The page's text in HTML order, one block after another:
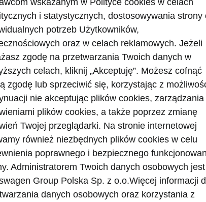
zestaw systemów wspomagających, które
prowadzenie samochodu i zwiększyć komfort
pomaga utrzymać pojazd na pasie ruchu,
na drodze oraz zachować bezpieczny odstęp
W praktyce oznacza to wsparcie zarówno
i codziennej jazdy w mieście. Dodatkowo system
dane z czujników i opcjonalnej nawigacji, aby
prędkość do zakrętów, skrzyżowań czy
ograniczeń.
i statystycznych, dostosowywania strony
potrzeb Użytkowników,
oraz w celach reklamowych. Jeżeli
zgodę na przetwarzania Twoich danych w
celach, kliknij „Akceptuję”. Możesz cofnąć
zgodę lub sprzeciwić się, korzystając z
nie akceptując plików cookies, zarządzania
plików cookies, a także poprzez zmianę
Twojej przeglądarki. Na stronie internetowej
również niezbędnych plików cookies w celu
poprawnego i bezpiecznego
Administratorem Twoich danych osobowych jest
Group Polska Sp. z o.o.Więcej informacji
danych osobowych oraz korzystania z